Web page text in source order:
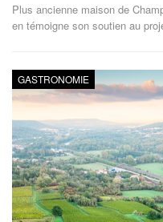
Plus ancienne maison de
en témoigne son soutien au
GASTRONOMIE